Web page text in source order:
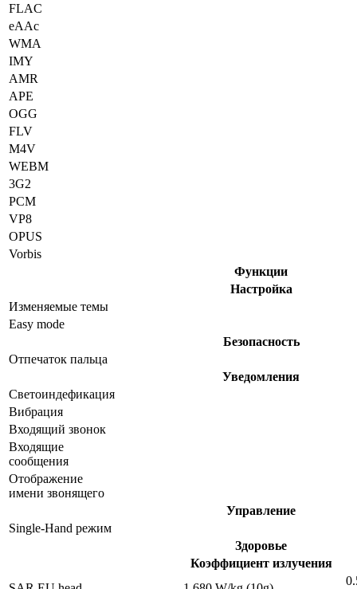
FLAC
eAAc
WMA
IMY
AMR
APE
OGG
FLV
M4V
WEBM
3G2
PCM
VP8
OPUS
Vorbis
Функции
Настройка
Изменяемые темы
Easy mode
Безопасность
Отпечаток пальца
Уведомления
Светоиндефикация
Вибрация
Входящий звонок
Входящие
сообщения
Отображение
имени звонящего
Управление
Single-Hand режим
Здоровье
Коэффициент излучения